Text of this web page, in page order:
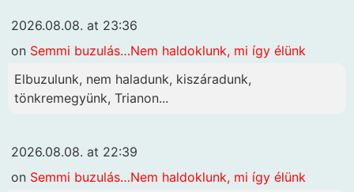
2026.08.08. at 23:36
on Semmi buzulás…Nem haldoklunk, mi így élünk
Elbuzulunk, nem haladunk, kiszáradunk,
tönkremegyünk, Trianon...
2026.08.08. at 22:39
on Semmi buzulás…Nem haldoklunk, mi így élünk